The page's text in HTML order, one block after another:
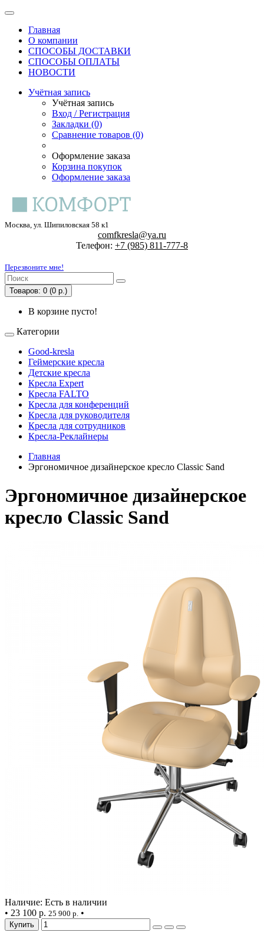
Главная
О компании
СПОСОБЫ ДОСТАВКИ
СПОСОБЫ ОПЛАТЫ
НОВОСТИ
Учётная запись
Учётная запись
Вход / Регистрация
Закладки (0)
Сравнение товаров (0)
Оформление заказа
Корзина покупок
Оформление заказа
Москва, ул. Шипиловская 58 к1
comfkresla@ya.ru
Телефон: +7 (985) 811-777-8
Перезвоните мне!
Товаров: 0 (0 р.)
В корзине пусто!
Категории
Good-kresla
Геймерские кресла
Детские кресла
Кресла Expert
Кресла FALTO
Кресла для конференций
Кресла для руководителя
Кресла для сотрудников
Кресла-Реклайнеры
Главная
Эргономичное дизайнерское кресло Classic Sand
Эргономичное дизайнерское
кресло Classic Sand
Наличие: Есть в наличии
• 23 100 р. 25 900 р. •
Купить